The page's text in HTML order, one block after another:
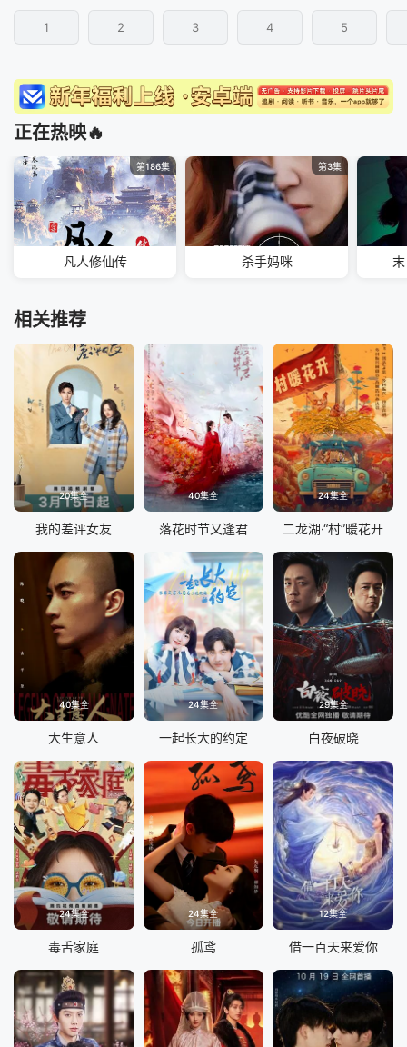
1 2 3 4 5
正在热映🔥
第186集
凡人修仙传
第3集
杀手妈咪
相关推荐
20集全
我的差评女友
40集全
落花时节又逢君
24集全
二龙湖·“村”暖花开
40集全
大生意人
24集全
一起长大的约定
29集全
白夜破晓
24集全
毒舌家庭
24集全
孤鸢
12集全
借一百天来爱你